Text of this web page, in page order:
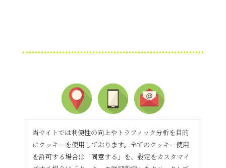
当サイトでは利便性の向上やトラフィック分析を目的
にクッキーを使用しております。全てのクッキー使用
を許可する場合は「同意する」を、設定をカスタマイ